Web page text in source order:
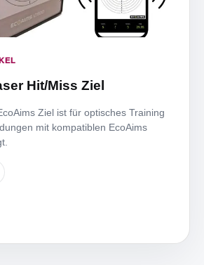
Hit/Miss Ziel
Ziel ist für optisches Training
mit kompatiblen EcoAims